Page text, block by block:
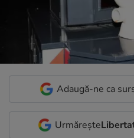
Adaugă-ne ca
Urmărește